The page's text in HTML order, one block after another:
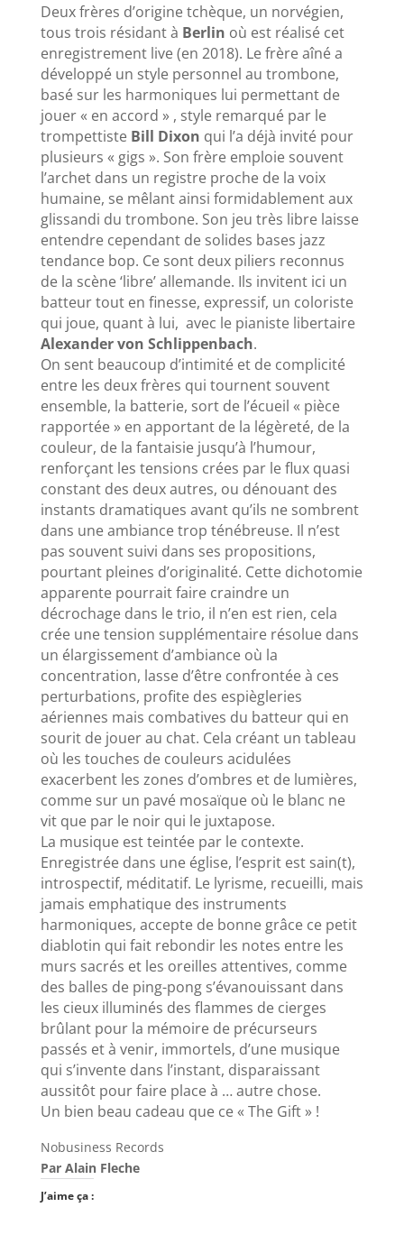
Deux frères d’origine tchèque, un norvégien,
tous trois résidant à Berlin où est réalisé cet
enregistrement live (en 2018). Le frère aîné a
développé un style personnel au trombone,
basé sur les harmoniques lui permettant de
jouer « en accord » , style remarqué par le
trompettiste Bill Dixon qui l’a déjà invité pour
plusieurs « gigs ». Son frère emploie souvent
l’archet dans un registre proche de la voix
humaine, se mêlant ainsi formidablement aux
glissandi du trombone. Son jeu très libre laisse
entendre cependant de solides bases jazz
tendance bop. Ce sont deux piliers reconnus
de la scène ‘libre’ allemande. Ils invitent ici un
batteur tout en finesse, expressif, un coloriste
qui joue, quant à lui, avec le pianiste libertaire
Alexander von Schlippenbach.
On sent beaucoup d’intimité et de complicité
entre les deux frères qui tournent souvent
ensemble, la batterie, sort de l’écueil « pièce
rapportée » en apportant de la légèreté, de la
couleur, de la fantaisie jusqu’à l’humour,
renforçant les tensions crées par le flux quasi
constant des deux autres, ou dénouant des
instants dramatiques avant qu’ils ne sombrent
dans une ambiance trop ténébreuse. Il n’est
pas souvent suivi dans ses propositions,
pourtant pleines d’originalité. Cette dichotomie
apparente pourrait faire craindre un
décrochage dans le trio, il n’en est rien, cela
crée une tension supplémentaire résolue dans
un élargissement d’ambiance où la
concentration, lasse d’être confrontée à ces
perturbations, profite des espiègleries
aériennes mais combatives du batteur qui en
sourit de jouer au chat. Cela créant un tableau
où les touches de couleurs acidulées
exacerbent les zones d’ombres et de lumières,
comme sur un pavé mosaïque où le blanc ne
vit que par le noir qui le juxtapose.
La musique est teintée par le contexte.
Enregistrée dans une église, l’esprit est sain(t),
introspectif, méditatif. Le lyrisme, recueilli, mais
jamais emphatique des instruments
harmoniques, accepte de bonne grâce ce petit
diablotin qui fait rebondir les notes entre les
murs sacrés et les oreilles attentives, comme
des balles de ping-pong s’évanouissant dans
les cieux illuminés des flammes de cierges
brûlant pour la mémoire de précurseurs
passés et à venir, immortels, d’une musique
qui s’invente dans l’instant, disparaissant
aussitôt pour faire place à … autre chose.
Un bien beau cadeau que ce « The Gift » !
Nobusiness Records
Par Alain Fleche
J’aime ça :